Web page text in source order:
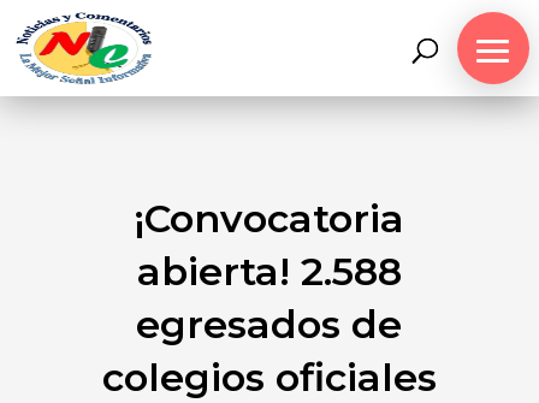
¡Convocatoria
abierta! 2.588
egresados de
colegios oficiales